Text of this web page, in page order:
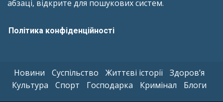
абзаці, відкрите для пошукових систем.
Політика конфіденційності
Новини Суспільство Життєві історії
Здоров’я
Культура
Спорт Господарка Кримінал Блоги